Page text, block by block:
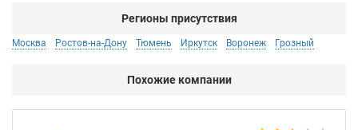
Регионы присутствия
Москва Ростов-на-Дону Тюмень Иркутск Воронеж Грозный
Похожие компании